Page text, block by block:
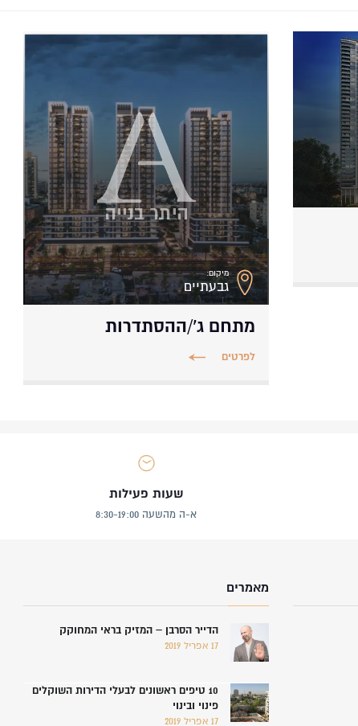
מיקום:
גבעתיים
מתחם ג’/ההסתדרות
לפרטים
שעות פעילות
א-ה מהשעה 8:30-19:00
מאמרים
הדייר הסרבן – המזיק בראי המחוקק
17 אפריל 2019
10 טיפים ראשונים לבעלי הדירות השוקלים
פינוי ובינוי
17 אפריל 2019